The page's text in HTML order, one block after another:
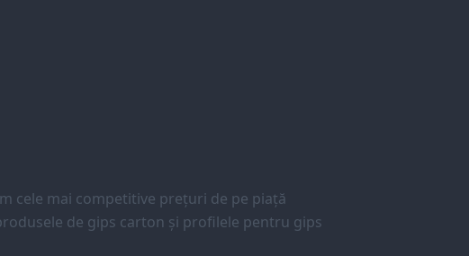
cele mai competitive prețuri de pe piață
de gips carton și profilele pentru gips